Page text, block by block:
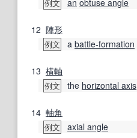
例文 an obtuse angle
12 陣形
例文 a battle-formation
13 横軸
例文 the horizontal axis
14 軸角
例文 axial angle